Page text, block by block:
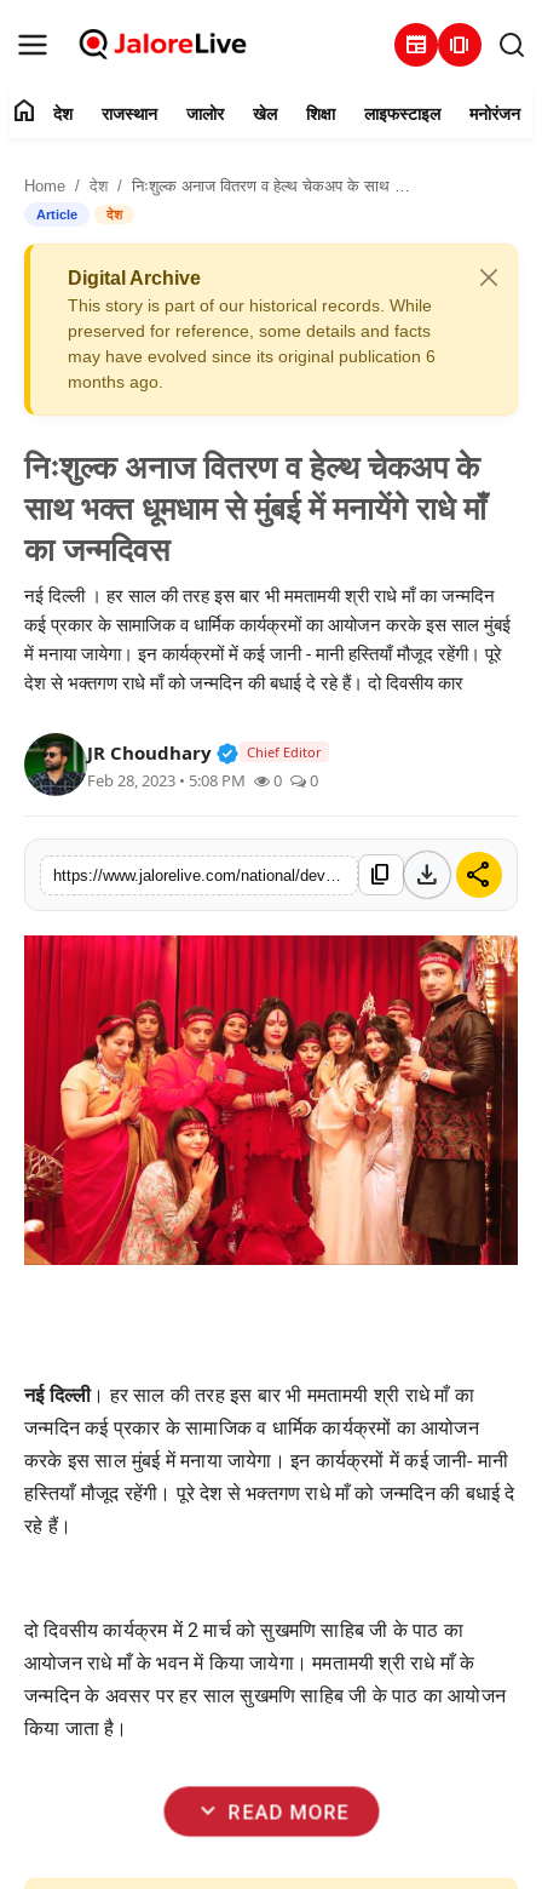
newspaper amp_stories
संपर्क करें
राजस्थान
खेल
शिक्षा
मनोरंजन
तकनीक
विशेष
home देश राजस्थान जालोर खेल शिक्षा लाइफस्टाइल मनोरंजन
Home देश निःशुल्क अनाज वितरण व हेल्थ चेकअप के साथ भक्त धूमधाम से मुंबई में मनायेंगे राधे माँ का जन्मदिवस
Article देश
Digital Archive
This story is part of our historical records. While
preserved for reference, some details and facts
may have evolved since its original publication 6
months ago.
निःशुल्क अनाज वितरण व हेल्थ चेकअप के
साथ भक्त धूमधाम से मुंबई में मनायेंगे राधे माँ
का जन्मदिवस
नई दिल्ली । हर साल की तरह इस बार भी ममतामयी श्री राधे माँ का जन्मदिन
कई प्रकार के सामाजिक व धार्मिक कार्यक्रमों का आयोजन करके इस साल मुंबई
में मनाया जायेगा। इन कार्यक्रमों में कई जानी - मानी हस्तियाँ मौजूद रहेंगी। पूरे
देश से भक्तगण राधे माँ को जन्मदिन की बधाई दे रहे हैं। दो दिवसीय कार
JR Choudhary Verified Public Figure • 30 Mar,
Chief Editor
Feb 28, 2023 • 5:08 PM 0 0
content_copy download share
नई दिल्ली। हर साल की तरह इस बार भी ममतामयी श्री राधे माँ का
जन्मदिन कई प्रकार के सामाजिक व धार्मिक कार्यक्रमों का आयोजन
करके इस साल मुंबई में मनाया जायेगा। इन कार्यक्रमों में कई जानी-मानी
हस्तियाँ मौजूद रहेंगी। पूरे देश से भक्तगण राधे माँ को जन्मदिन की बधाई दे
रहे हैं।
दो दिवसीय कार्यक्रम में2मार्च को सुखमणि साहिब जी के पाठ का
आयोजन राधे माँ के भवन में किया जायेगा। ममतामयी श्री राधे माँ के
जन्मदिन के अवसर पर हर साल सुखमणि साहिब जी के पाठ का आयोजन
किया जाता है।
expand_more READ MORE